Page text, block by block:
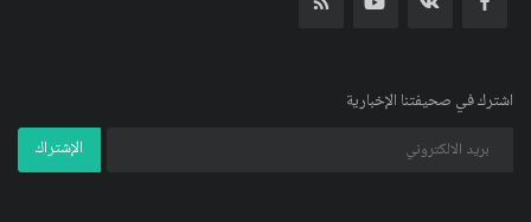
اشترك في صحيفتنا الإخبارية
الإشتراك